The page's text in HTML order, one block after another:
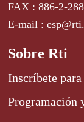
FAX : 886-2-
E-mail :
Sobre Rti
Inscríbete
Programación